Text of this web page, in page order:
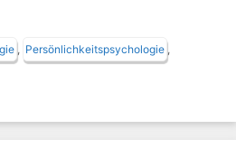
Persönlichkeitspsychologie